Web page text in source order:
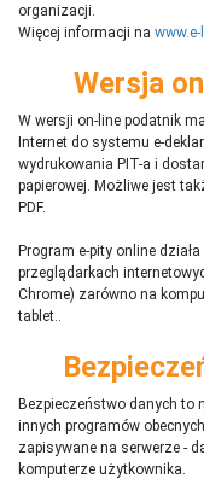
organizacji.
Więcej informacji na www.e-
Wersja
W wersji on-line podatnik
Internet do systemu e-
wydrukowania PIT-a i
papierowej. Możliwe jest
PDF.
Program e-pity online
przeglądarkach
Chrome) zarówno na
tablet..
Bezpieczeństwo danych to
innych programów
zapisywane na serwerze -
komputerze użytkownika.